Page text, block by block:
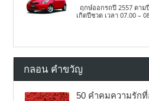
ฤกษ์ออกรถปี 2557 ตา
เกิดปีชวด เวลา 07.00 –
กลอน คำขวัญ
50 คำคมความรัก